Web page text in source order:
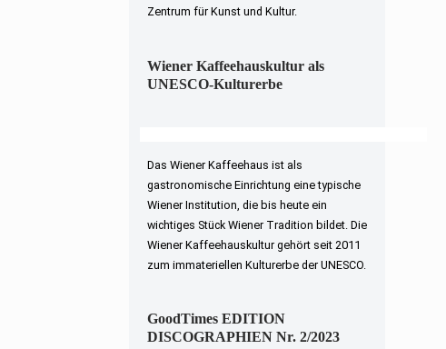
Zentrum für Kunst und Kultur.
Wiener Kaffeehauskultur als
UNESCO-Kulturerbe
Das Wiener Kaffeehaus ist als
gastronomische Einrichtung eine typische
Wiener Institution, die bis heute ein
wichtiges Stück Wiener Tradition bildet. Die
Wiener Kaffeehauskultur gehört seit 2011
zum immateriellen Kulturerbe der UNESCO.
GoodTimes EDITION
DISCOGRAPHIEN Nr. 2/2023